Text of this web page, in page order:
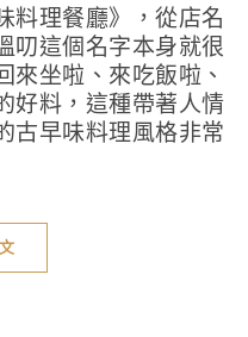
叨這個名字本身就很
來坐啦、來吃飯啦、
好料，這種帶著人情
古早味料理風格非常